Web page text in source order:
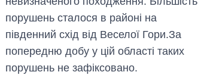
порушень сталося в районі на
південний схід від Веселої Гори.За
попередню добу у цій області таких
порушень не зафіксовано.
Як змінився
бюджет
Міністерства